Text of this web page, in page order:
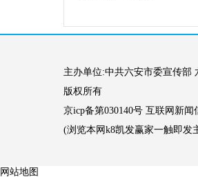
主办单位:中共六安市委宣传部
版权所有
京icp备第030140号 互联网新闻
(浏览本网k8凯发赢家一触即发
网站地图